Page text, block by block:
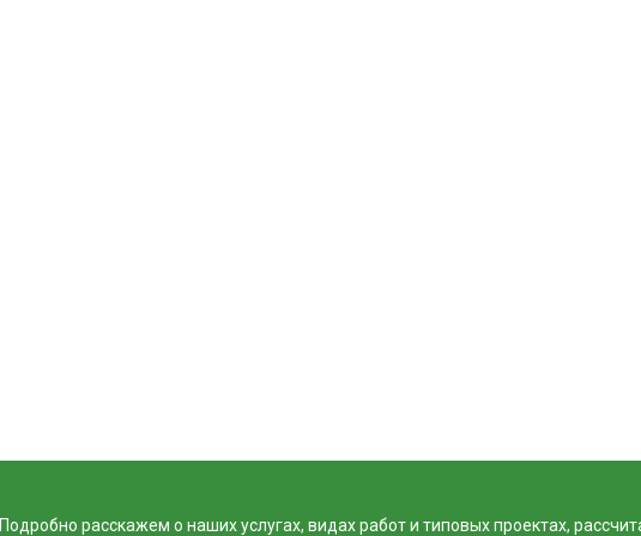
Подробно расскажем о наших услугах, видах работ и типовых проектах,